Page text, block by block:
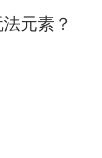
元素？